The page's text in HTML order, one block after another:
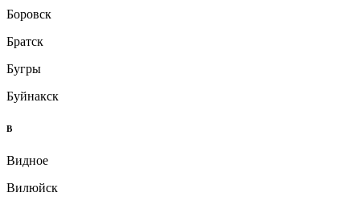
Боровск
Братск
Бугры
Буйнакск
В
Видное
Вилюйск